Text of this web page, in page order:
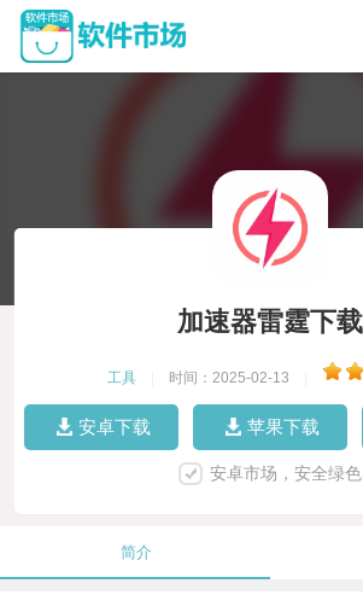
加速器雷霆下载
工具 时间：2025-02-13
安卓下载 苹果下载
安卓市场，安全绿色
简介